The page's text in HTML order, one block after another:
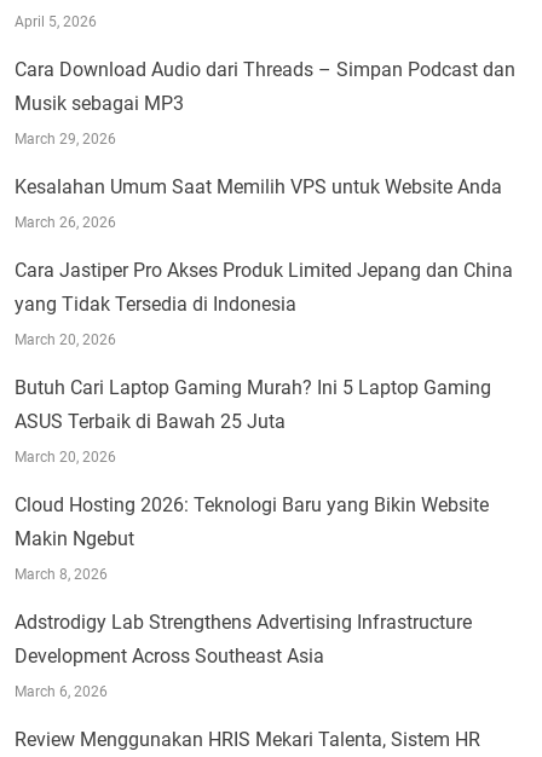
April 5, 2026
Cara Download Audio dari Threads – Simpan Podcast dan
Musik sebagai MP3
March 29, 2026
Kesalahan Umum Saat Memilih VPS untuk Website Anda
March 26, 2026
Cara Jastiper Pro Akses Produk Limited Jepang dan China
yang Tidak Tersedia di Indonesia
March 20, 2026
Butuh Cari Laptop Gaming Murah? Ini 5 Laptop Gaming
ASUS Terbaik di Bawah 25 Juta
March 20, 2026
Cloud Hosting 2026: Teknologi Baru yang Bikin Website
Makin Ngebut
March 8, 2026
Adstrodigy Lab Strengthens Advertising Infrastructure
Development Across Southeast Asia
March 6, 2026
Review Menggunakan HRIS Mekari Talenta, Sistem HR